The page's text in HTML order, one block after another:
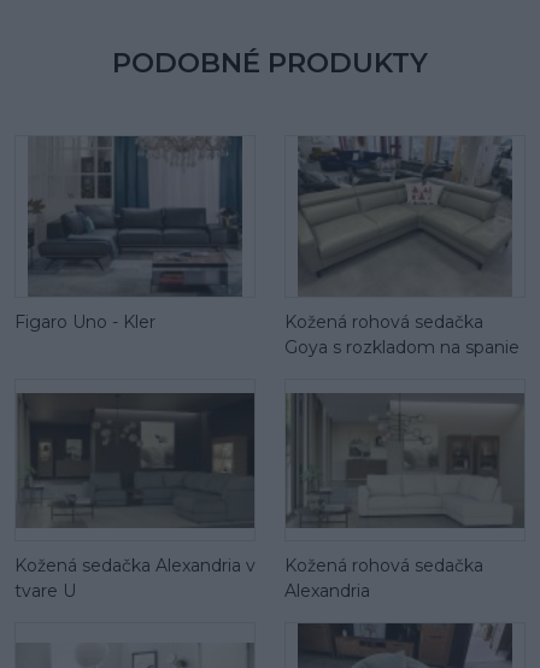
PODOBNÉ PRODUKTY
Figaro Uno - Kler
Kožená rohová sedačka
Goya s rozkladom na spanie
Kožená sedačka Alexandria v
tvare U
Kožená rohová sedačka
Alexandria